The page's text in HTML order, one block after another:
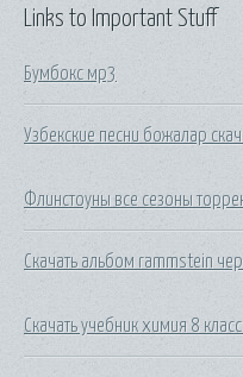
Links to Important Stuff
Бумбокс мр3
Узбекские песни божалар
Флинстоуны все сезоны
Скачать альбом rammstein
Скачать учебник химия 8